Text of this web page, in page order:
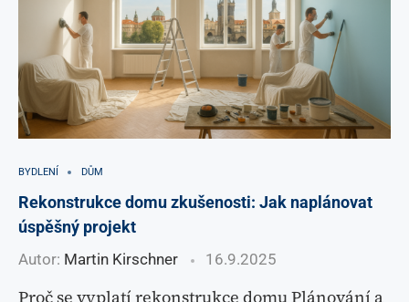
BYDLENÍ DŮM
Rekonstrukce domu zkušenosti: Jak naplánovat
úspěšný projekt
Autor: Martin Kirschner 16.9.2025
Proč se vyplatí rekonstrukce domu Plánování a